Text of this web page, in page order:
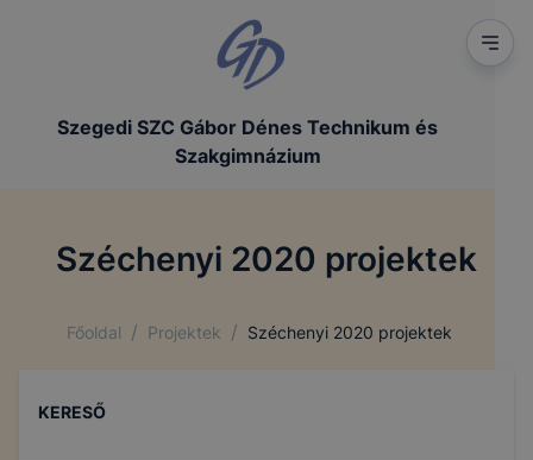
Szegedi SZC Gábor Dénes Technikum és
Szakgimnázium
Széchenyi 2020 projektek
Főoldal / Projektek / Széchenyi 2020 projektek
KERESŐ